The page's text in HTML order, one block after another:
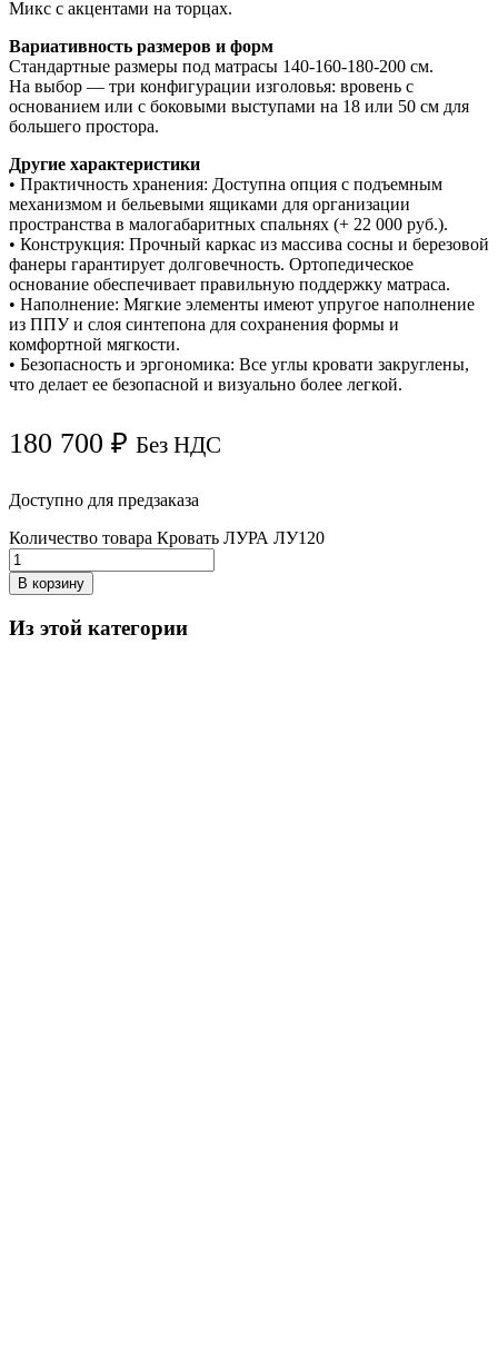
Микс с акцентами на торцах.
Вариативность размеров и форм
Стандартные размеры под матрасы 140-160-180-200 см.
На выбор — три конфигурации изголовья: вровень с
основанием или с боковыми выступами на 18 или 50 см для
большего простора.
Другие характеристики
• Практичность хранения: Доступна опция с подъемным
механизмом и бельевыми ящиками для организации
пространства в малогабаритных спальнях (+ 22 000 руб.).
• Конструкция: Прочный каркас из массива сосны и березовой
фанеры гарантирует долговечность. Ортопедическое
основание обеспечивает правильную поддержку матраса.
• Наполнение: Мягкие элементы имеют упругое наполнение
из ППУ и слоя синтепона для сохранения формы и
комфортной мягкости.
• Безопасность и эргономика: Все углы кровати закруглены,
что делает ее безопасной и визуально более легкой.
180 700 ₽ Без НДС
Доступно для предзаказа
Количество товара Кровать ЛУРА ЛУ120
В корзину
Из этой категории